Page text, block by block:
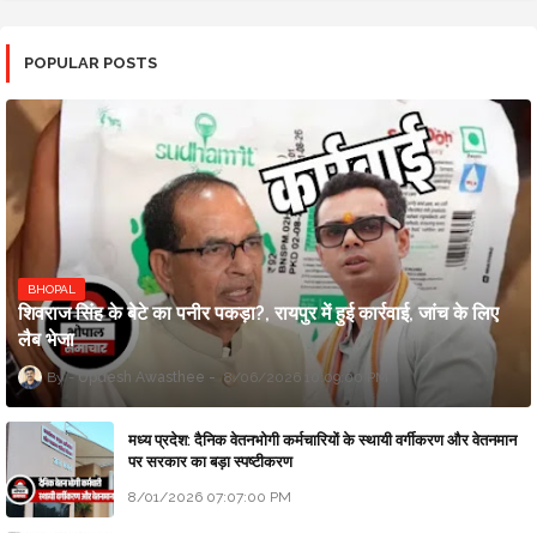
POPULAR POSTS
BHOPAL
शिवराज सिंह के बेटे का पनीर पकड़ा?, रायपुर में हुई कार्रवाई, जांच के लिए
लैब भेजा
Updesh Awasthee 8/06/2026 10:09:00 PM
मध्य प्रदेश: दैनिक वेतनभोगी कर्मचारियों के स्थायी वर्गीकरण और वेतनमान
पर सरकार का बड़ा स्पष्टीकरण
8/01/2026 07:07:00 PM